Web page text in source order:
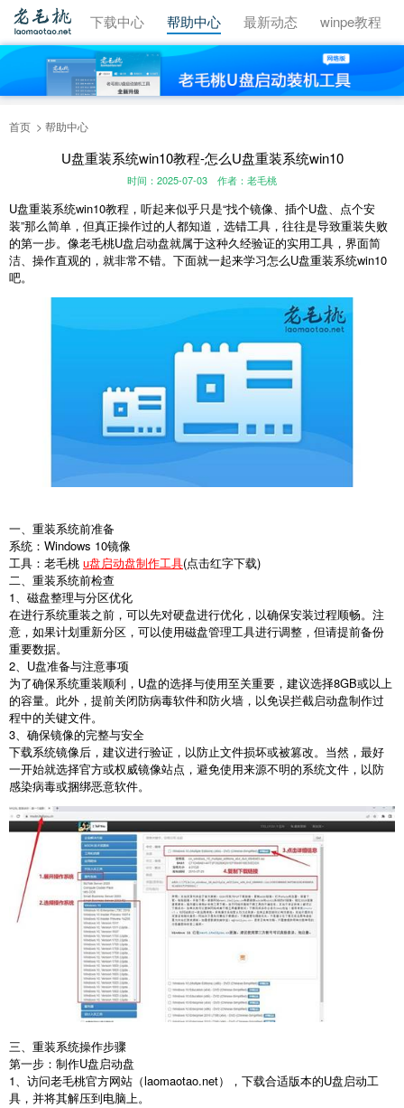
视频教程 下载中心 帮助中心 最新动态 winpe教程
首页 帮助中心
U盘重装系统win10教程-怎么U盘重装系统win10
时间：2025-07-03 作者：老毛桃
U盘重装系统win10教程，听起来似乎只是“找个镜像、插个U盘、点个安
装”那么简单，但真正操作过的人都知道，选错工具，往往是导致重装失败
的第一步。像老毛桃U盘启动盘就属于这种久经验证的实用工具，界面简
洁、操作直观的，就非常不错。下面就一起来学习怎么U盘重装系统win10
吧。
一、重装系统前准备
系统：Windows 10镜像
工具：老毛桃 u盘启动盘制作工具(点击红字下载)
二、重装系统前检查
1、磁盘整理与分区优化
在进行系统重装之前，可以先对硬盘进行优化，以确保安装过程顺畅。注
意，如果计划重新分区，可以使用磁盘管理工具进行调整，但请提前备份
重要数据。
2、U盘准备与注意事项
为了确保系统重装顺利，U盘的选择与使用至关重要，建议选择8GB或以上
的容量。此外，提前关闭防病毒软件和防火墙，以免误拦截启动盘制作过
程中的关键文件。
3、确保镜像的完整与安全
下载系统镜像后，建议进行验证，以防止文件损坏或被篡改。当然，最好
一开始就选择官方或权威镜像站点，避免使用来源不明的系统文件，以防
感染病毒或捆绑恶意软件。
三、重装系统操作步骤
第一步：制作U盘启动盘
1、访问老毛桃官方网站（laomaotao.net），下载合适版本的U盘启动工
具，并将其解压到电脑上。